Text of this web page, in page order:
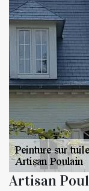
Artisan